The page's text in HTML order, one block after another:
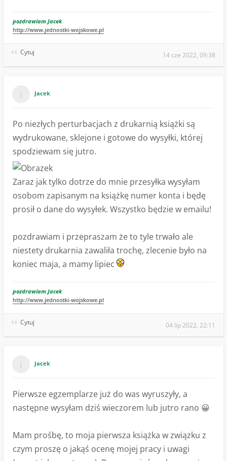
pozdrawiam Jacek
http://www.jednostki-wojskowe.pl
Cytuj 14 cze 2022, 09:38
Jacek
Po niezłych perturbacjach z drukarnią książki są
wydrukowane, sklejone i gotowe do wysyłki, której
spodziewam się jutro.
Zaraz jak tylko dotrze do mnie przesyłka wysyłam
osobom zapisanym na książkę numer konta i będę
prosił o dane do wysyłek. Wszystko będzie w emailu!
pozdrawiam i przepraszam że to tyle trwało ale
niestety drukarnia zawaliła trochę, zlecenie było na
koniec maja, a mamy lipiec
pozdrawiam Jacek
http://www.jednostki-wojskowe.pl
Cytuj 04 lip 2022, 22:11
Jacek
Pierwsze egzemplarze już do was wyruszyły, a
następne wysyłam dziś wieczorem lub jutro rano 😀
Mam prośbę, to moja pierwsza książka w związku z
czym proszę o jakąś ocenę mojej pracy i uwagi